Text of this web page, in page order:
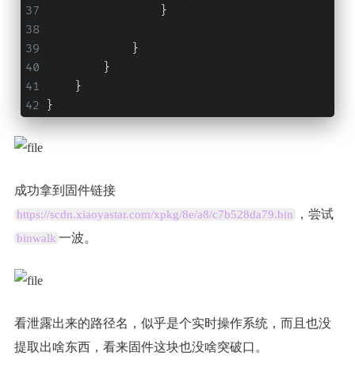
                }
            }
        }
    }
}
成功拿到固件链接
https://scdn.xiaoyastar.com/xpkg/8e/a8/c7b528da79.bin ，尝试
binwalk 一波。
看泄露出来的路径名，似乎是个实时操作系统，而且也没
提取出啥东西，看来固件这块也没啥突破口。